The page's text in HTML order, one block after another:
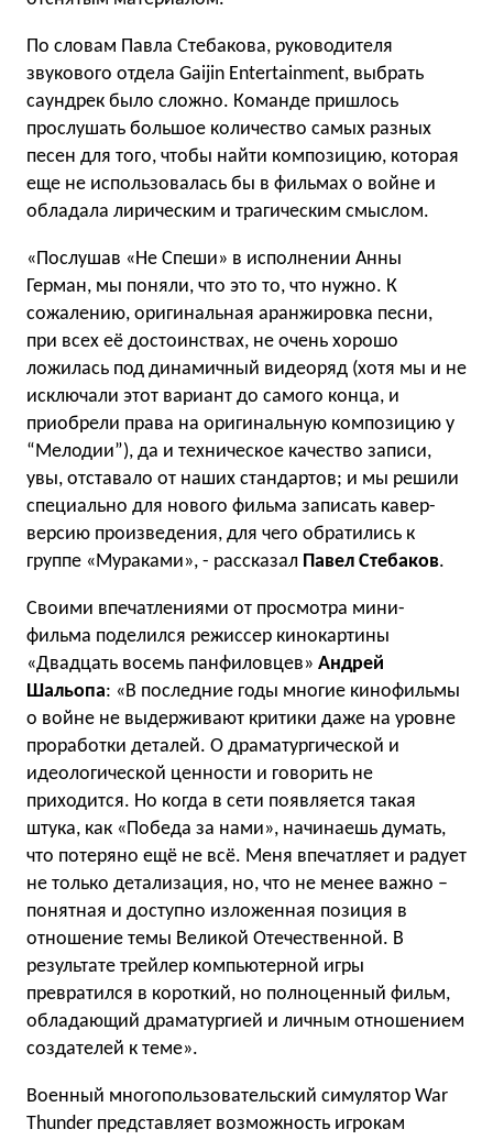
По словам Павла Стебакова, руководителя
звукового отдела Gaijin Entertainment, выбрать
саундрек было сложно. Команде пришлось
прослушать большое количество самых разных
песен для того, чтобы найти композицию, которая
еще не использовалась бы в фильмах о войне и
обладала лирическим и трагическим смыслом.
«Послушав «Не Спеши» в исполнении Анны
Герман, мы поняли, что это то, что нужно. К
сожалению, оригинальная аранжировка песни,
при всех её достоинствах, не очень хорошо
ложилась под динамичный видеоряд (хотя мы и не
исключали этот вариант до самого конца, и
приобрели права на оригинальную композицию у
“Мелодии”), да и техническое качество записи,
увы, отставало от наших стандартов; и мы решили
специально для нового фильма записать кавер-
версию произведения, для чего обратились к
группе «Мураками», - рассказал Павел Стебаков.
Своими впечатлениями от просмотра мини-
фильма поделился режиссер кинокартины
«Двадцать восемь панфиловцев» Андрей
Шальопа: «В последние годы многие кинофильмы
о войне не выдерживают критики даже на уровне
проработки деталей. О драматургической и
идеологической ценности и говорить не
приходится. Но когда в сети появляется такая
штука, как «Победа за нами», начинаешь думать,
что потеряно ещё не всё. Меня впечатляет и радует
не только детализация, но, что не менее важно –
понятная и доступно изложенная позиция в
отношение темы Великой Отечественной. В
результате трейлер компьютерной игры
превратился в короткий, но полноценный фильм,
обладающий драматургией и личным отношением
создателей к теме».
Военный многопользовательский симулятор War
Thunder представляет возможность игрокам